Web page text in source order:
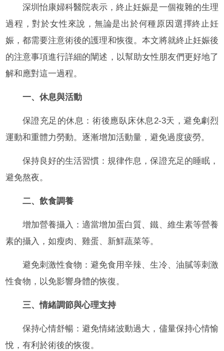
深圳怡康婦科醫院表示，終止妊娠是一個複雜的生理
過程，對於女性來說，無論是出於何種原因選擇終止妊
娠，都需要注意術後的護理和恢復。本文將就終止妊娠後
的注意事項進行詳細的闡述，以幫助女性朋友們更好地了
解和應對這一過程。
一、休息與活動
保證充足的休息：術後應臥床休息2-3天，避免劇烈
運動和重體力勞動。逐漸增加活動量，避免過度疲勞。
保持良好的生活習慣：規律作息，保證充足的睡眠，
避免熬夜。
二、飲食調養
增加營養攝入：適當增加蛋白質、鐵、維生素等營養
素的攝入，如瘦肉、雞蛋、新鮮蔬菜等。
避免刺激性食物：避免食用辛辣、生冷、油膩等刺激
性食物，以免影響身體的恢復。
三、情緒調節與心理支持
保持心情舒暢：避免情緒波動過大，儘量保持心情愉
悅，有利於術後的恢復。